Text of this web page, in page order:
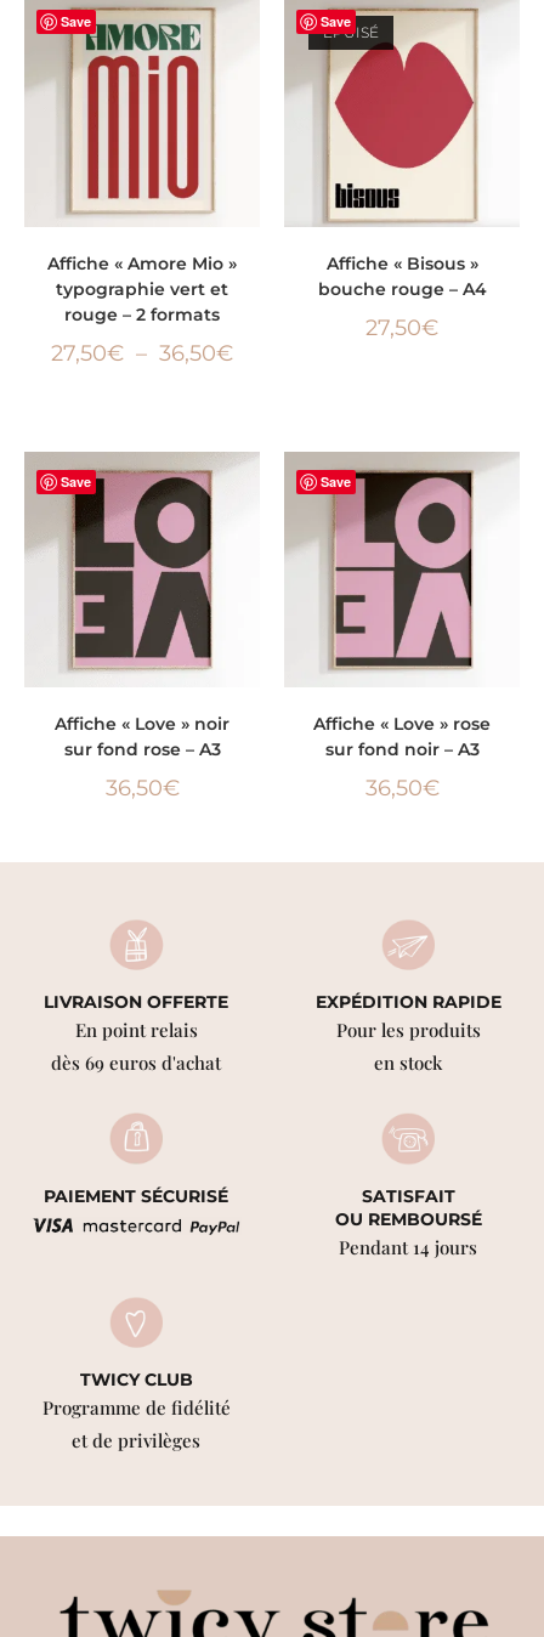
Save
Affiche « Amore Mio »
typographie vert et
rouge – 2 formats
27,50€ – 36,50€
Save
ÉPUISÉ
Affiche « Bisous »
bouche rouge – A4
27,50€
Save
Affiche « Love » noir
sur fond rose – A3
36,50€
Save
Affiche « Love » rose
sur fond noir – A3
36,50€
LIVRAISON OFFERTE
En point relais
dès 69 euros d'achat
EXPÉDITION RAPIDE
Pour les produits
en stock
PAIEMENT SÉCURISÉ
SATISFAIT
OU REMBOURSÉ
Pendant 14 jours
TWICY CLUB
Programme de fidélité
et de privilèges